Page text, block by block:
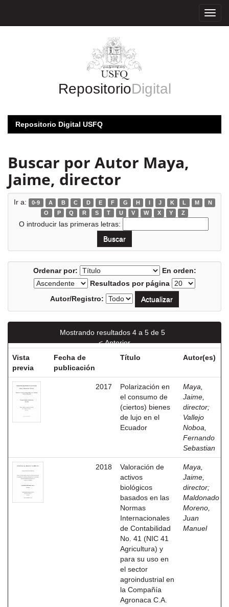
RepositorioDigital
Repositorio Digital USFQ
Buscar por Autor Maya,
Jaime, director
Ir a: 0-9 A B C D E F G H I J K L M
N
O
P Q R S T U V W X Y Z
O introducir las primeras letras:
Ordenar por:
En orden:
Resultados por página
Autor/Registro:
Mostrando resultados 4 a 5 de 5
< Anterior
Vista
previa
Fecha de
publicación
Título Autor(es)
2017
Polarización en
el consumo de
(ciertos) bienes
de lujo en el
Ecuador
Maya,
Jaime,
director;
Vallejo
Noboa,
Fernando
Sebastian
2018
Valoración de
activos
biológicos
basados en las
Normas
Internacionales
de Contabilidad
No. 41 (NIC 41
Agricultura) y
para su uso en
el sector
agroindustrial en
la Compañía
Agronaca C.A.
Maya,
Jaime,
director;
Maldonado
Moreno,
Juan
Manuel